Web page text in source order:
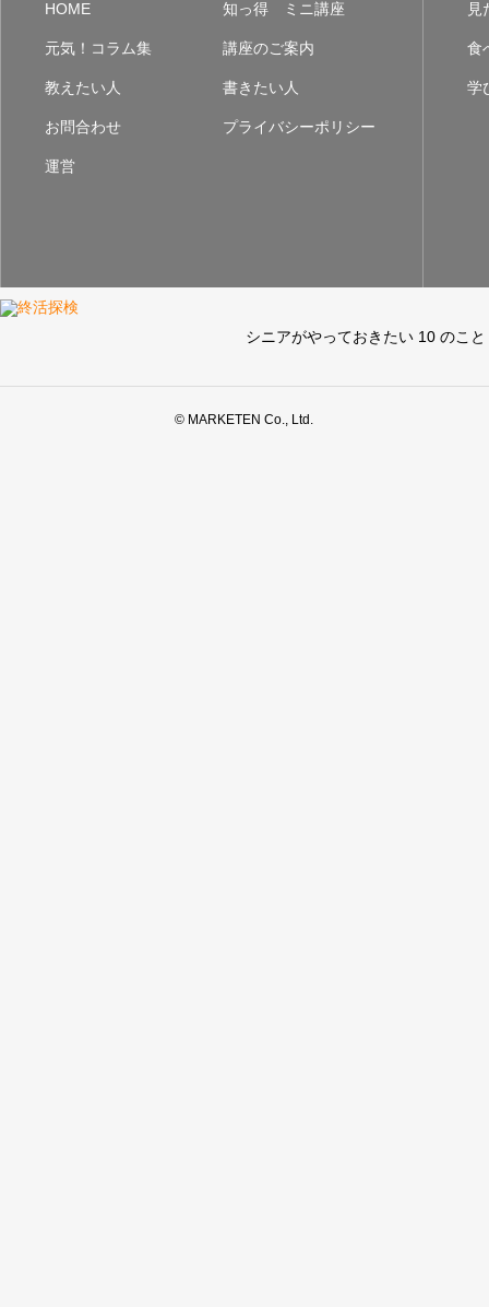
HOME 知っ得 ミニ講座
元気！コラム集 講座のご案内
教えたい人 書きたい人
お問合わせ プライバシーポリシー
運営
見
食
学
シニアがやっておきたい 10 のこと
© MARKETEN Co., Ltd.